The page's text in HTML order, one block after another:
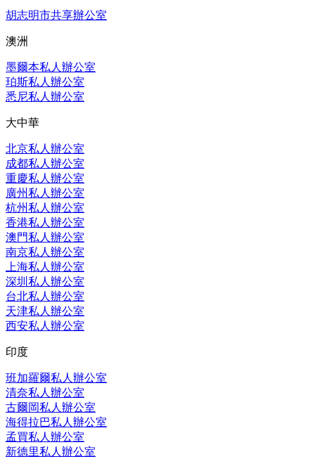
胡志明市共享辦公室
澳洲
墨爾本私人辦公室
珀斯私人辦公室
悉尼私人辦公室
大中華
北京私人辦公室
成都私人辦公室
重慶私人辦公室
廣州私人辦公室
杭州私人辦公室
香港私人辦公室
澳門私人辦公室
南京私人辦公室
上海私人辦公室
深圳私人辦公室
台北私人辦公室
天津私人辦公室
西安私人辦公室
印度
班加羅爾私人辦公室
清奈私人辦公室
古爾岡私人辦公室
海得拉巴私人辦公室
孟買私人辦公室
新德里私人辦公室